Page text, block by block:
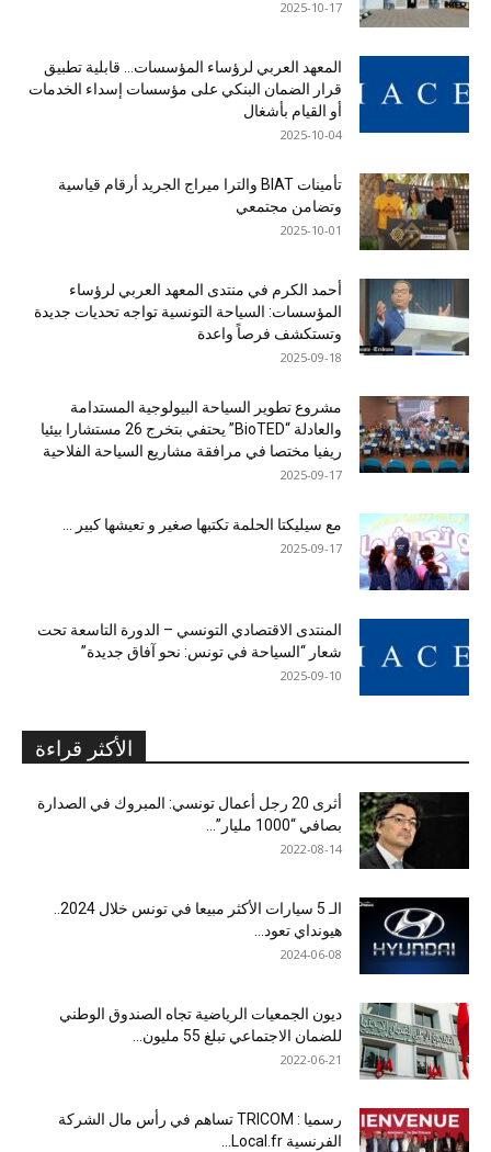
2025-10-17
المعهد العربي لرؤساء المؤسسات… قابلية تطبيق
قرار الضمان البنكي على مؤسسات إسداء الخدمات
أو القيام بأشغال
2025-10-04
تأمينات BIAT والترا ميراج الجريد أرقام قياسية
وتضامن مجتمعي
2025-10-01
أحمد الكرم في منتدى المعهد العربي لرؤساء
المؤسسات: السياحة التونسية تواجه تحديات جديدة
وتستكشف فرصاً واعدة
2025-09-18
مشروع تطوير السياحة البيولوجية المستدامة
والعادلة “BioTED” يحتفي بتخرج 26 مستشارا بيئيا
ريفيا مختصا في مرافقة مشاريع السياحة الفلاحية
2025-09-17
مع سيليكتا الحلمة تكتبها صغير و تعيشها كبير …
2025-09-17
المنتدى الاقتصادي التونسي – الدورة التاسعة تحت
شعار “السياحة في تونس: نحو آفاق جديدة”
2025-09-10
الأكثر قراءة
أثرى 20 رجل أعمال تونسي: المبروك في الصدارة
بصافي “1000 مليار”...
2022-08-14
هيونداي تعود...
2024-06-08
ديون الجمعيات الرياضية تجاه الصندوق الوطني
للضمان الاجتماعي تبلغ 55 مليون...
2022-06-21
رسميا : TRICOM تساهم في رأس مال الشركة
الفرنسية Local.fr...